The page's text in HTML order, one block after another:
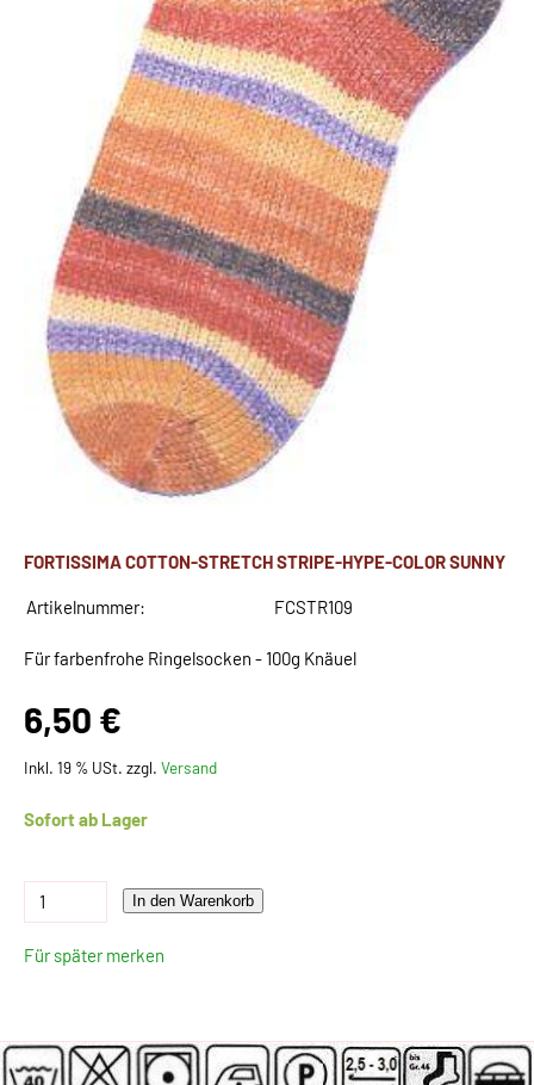
FORTISSIMA COTTON-STRETCH STRIPE-HYPE-COLOR SUNNY
Artikelnummer: FCSTR109
Für farbenfrohe Ringelsocken - 100g Knäuel
6,50 €
Inkl. 19 % USt. zzgl. Versand
Sofort ab Lager
In den Warenkorb
Für später merken